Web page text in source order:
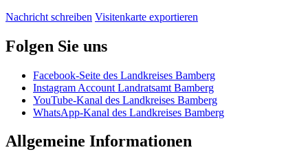
Nachricht schreiben Visitenkarte exportieren
Folgen Sie uns
Facebook-Seite des Landkreises Bamberg
Instagram Account Landratsamt Bamberg
YouTube-Kanal des Landkreises Bamberg
WhatsApp-Kanal des Landkreises Bamberg
Allgemeine Informationen